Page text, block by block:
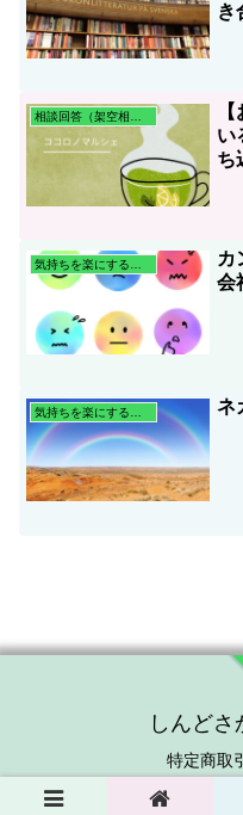
き
い
ち
カ
会
ネ
しんどさ
特定商取
© 2021 しん